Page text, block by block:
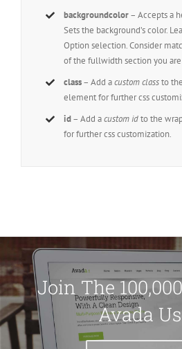
backgroundcolor– Accepts a
Sets the background’s color.
Option selection. Consider
of the fullwidth section you
class– Add acustom classto
element for further css
id– Add acustom idto the
for further css customization.
Join The
Avada